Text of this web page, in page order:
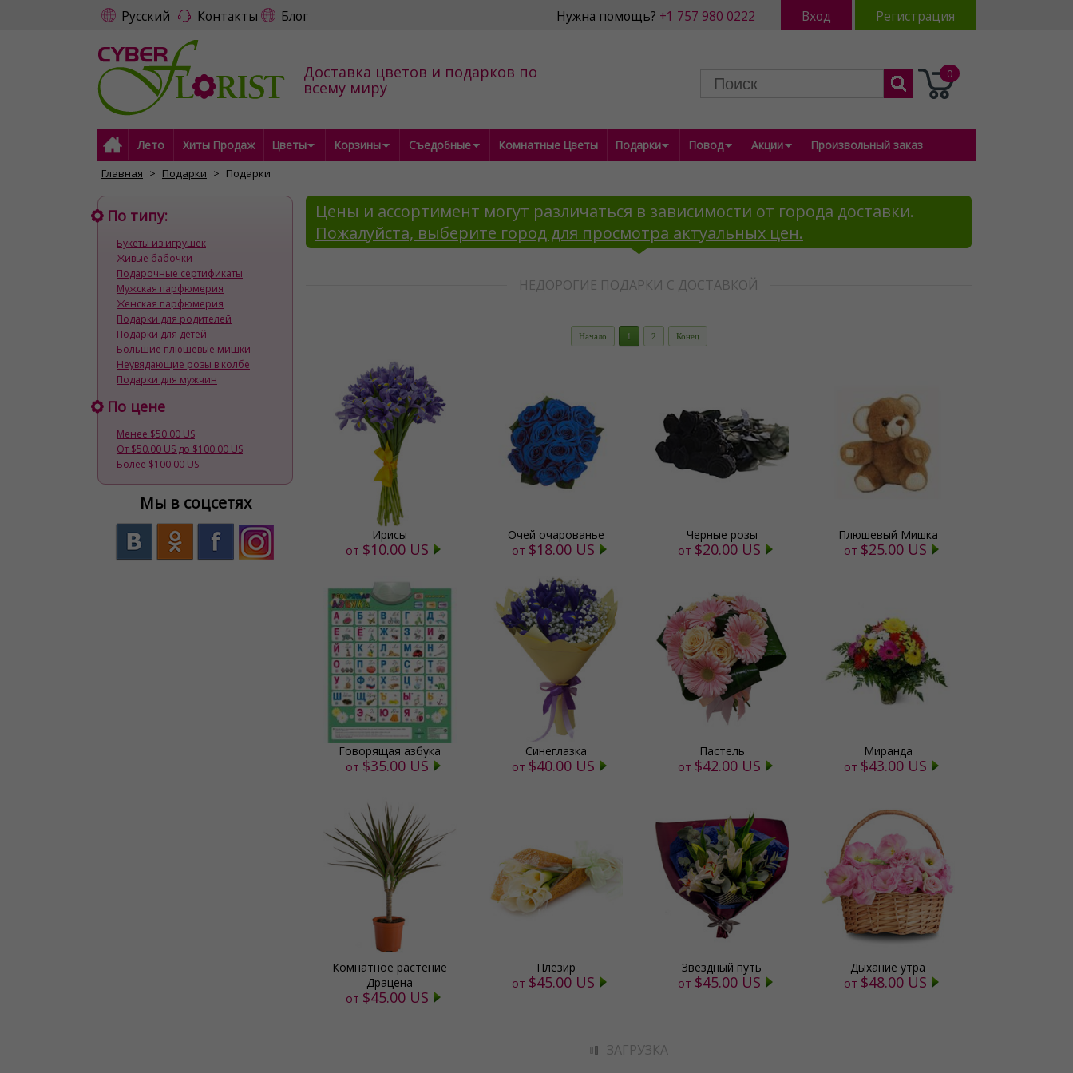
Русский Контакты Блог Нужна помощь? +1 757 980 0222 Вход Регистрация
Доставка цветов и подарков по
всему миру
0
Лето Хиты Продаж Цветы Корзины Съедобные Комнатные Цветы Подарки Повод Акции Произвольный заказ
Главная Подарки Подарки
По типу:
Букеты из игрушек
Живые бабочки
Подарочные сертификаты
Мужская парфюмерия
Женская парфюмерия
Подарки для родителей
Подарки для детей
Большие плюшевые мишки
Неувядающие розы в колбе
Подарки для мужчин
По цене
Менее $50.00 US
От $50.00 US до $100.00 US
Более $100.00 US
Мы в соцсетях
Цены и ассортимент могут различаться в зависимости от города доставки.
Пожалуйста, выберите город для просмотра актуальных цен.
НЕДОРОГИЕ ПОДАРКИ С ДОСТАВКОЙ
Начало 1 2 Конец
Ирисы
от $10.00 US
Очей очарованье
от $18.00 US
Черные розы
от $20.00 US
Плюшевый Мишка
от $25.00 US
Говорящая азбука
от $35.00 US
Синеглазка
от $40.00 US
Пастель
от $42.00 US
Миранда
от $43.00 US
Комнатное растение
Драцена
от $45.00 US
Плезир
от $45.00 US
Звездный путь
от $45.00 US
Дыхание утра
от $48.00 US
ЗАГРУЗКА